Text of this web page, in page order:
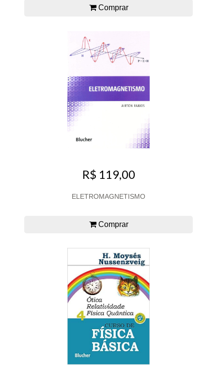
Comprar
R$ 119,00
ELETROMAGNETISMO
Comprar